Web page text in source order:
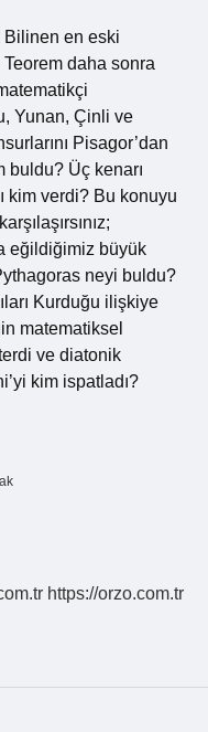
Bilinen en eski
daha sonra
Yunan, Çinli ve
Pisagor’dan
buldu? Üç kenarı
kim verdi? Bu konuyu
eğildiğimiz büyük
neyi buldu?
Kurduğu ilişkiye
matematiksel
ve diatonik
kim ispatladı?
https://orzo.com.tr